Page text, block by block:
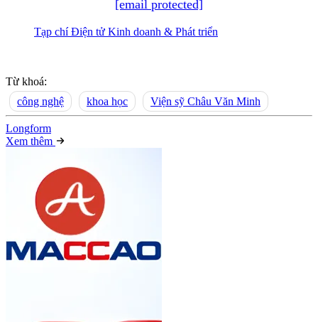
[email protected]
Tạp chí Điện tử Kinh doanh & Phát triển
Từ khoá:
công nghệ
khoa học Viện sỹ Châu Văn Minh
Longform
Xem thêm